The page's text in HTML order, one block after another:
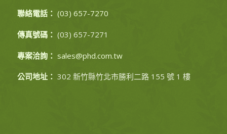
聯絡電話： (03) 657-7270
傳真號碼： (03) 657-7271
專案洽詢： sales@phd.com.tw
公司地址： 302 新竹縣竹北市勝利二路 155 號 1 樓